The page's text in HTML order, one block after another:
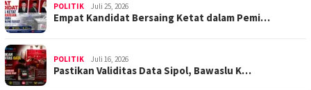
POLITIK Juli 25, 2026
Empat Kandidat Bersaing Ketat dalam Pemi…
POLITIK Juli 16, 2026
Pastikan Validitas Data Sipol, Bawaslu K…